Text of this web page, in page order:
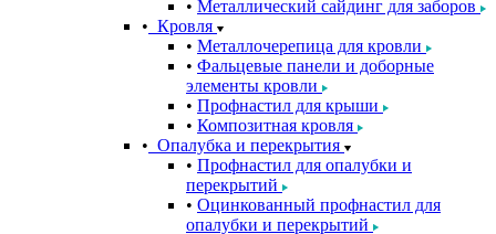
Металлический сайдинг для заборов
Кровля
Металлочерепица для кровли
Фальцевые панели и доборные
элементы кровли
Профнастил для крыши
Композитная кровля
Опалубка и перекрытия
Профнастил для опалубки и
перекрытий
Оцинкованный профнастил для
опалубки и перекрытий